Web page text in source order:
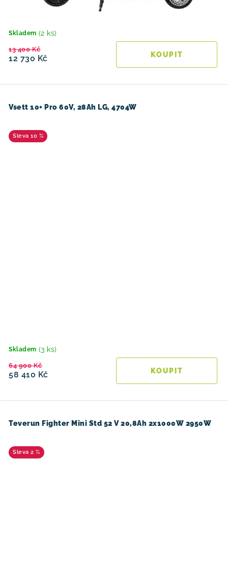
Skladem (2 ks)
12 730 Kč
13 400 Kč
Vsett 10+ Pro 60V, 28Ah LG, 4704W
10 %
Skladem (3 ks)
58 410 Kč
64 900 Kč
Teverun Fighter Mini Std 52 V 20,8Ah 2x1000W 2950W
2 %